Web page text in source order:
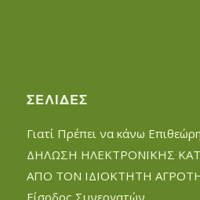
ΣΕΛΊΔΕΣ
Γιατί Πρέπει να κάνω
ΔΗΛΩΣΗ ΗΛΕΚΤΡΟΝΙΚΗΣ
ΑΠΟ ΤΟΝ ΙΔΙΟΚΤΗΤΗ